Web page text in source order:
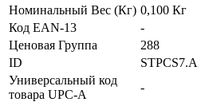
Номинальный Вес (Кг) 0,100 Кг
Код EAN-13
-
Ценовая Группа
288
ID
STPCS7.A
Универсальный код
товара UPC-A
-